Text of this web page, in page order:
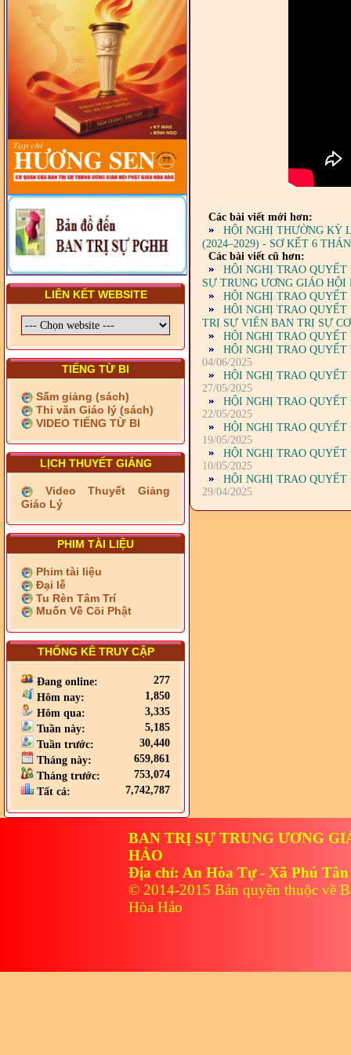
TRUNG ƯƠNG, BAN ĐẠI
DIỆN TỈNH VÀ GIÁO LÝ
VIÊN - CHUYÊN ĐỀ: NHỮNG
VẤN ĐỀ CHUNG VỀ PHÁP
LUẬT VÀ HỆ THỐNG PHÁP
LUẬT VIỆT NAM
- LỚP TẬP HUẤN LỊCH SỬ,
PHÁP LUẬT VIỆT NAM VÀ
HIẾN CHƯƠNG GIÁO HỘI
PGHH NHIỆM KỲ VI (2024-
2029) CHO TRỊ SỰ VIÊN
TRUNG ƯƠNG, BAN ĐẠI
DIỆN TỈNH VÀ GIÁO LÝ
VIÊN - CHUYÊN ĐỀ: SỰ RA
ĐỜI, BẢN CHẤT, CHỨC
NĂNG VÀ HÌNH THỨC CỦA
NƯỚC CHXHCN VIỆT NAM
LIÊN KẾT WEBSITE
TIẾNG TỪ BI
Sấm giảng (sách)
Thi văn Giáo lý (sách)
VIDEO TIẾNG TỪ BI
LỊCH THUYẾT GIẢNG
Video Thuyết Giảng
Giáo Lý
PHIM TÀI LIỆU
Phim tài liệu
Đại lễ
Tu Rèn Tâm Trí
Muốn Về Cõi Phật
THỐNG KÊ TRUY CẬP
Đang online:
277
Hôm nay:
1,850
Hôm qua:
3,335
Tuần này:
5,185
Tuần trước:
30,440
Tháng này:
659,861
Tháng trước:
753,074
Tất cả:
7,742,787
Các bài viết mới hơn:
HỘI NGHỊ THƯỜNG KỲ
(2024–2029) - SƠ KẾT 6
Các bài viết cũ hơn:
HỘI NGHỊ TRAO
SỰ TRUNG ƯƠNG GIÁO
HỘI NGHỊ TRAO
HỘI NGHỊ TRAO
TRỊ SỰ VIÊN BAN TRỊ SỰ
HỘI NGHỊ TRAO
HỘI NGHỊ TRAO
04/06/2025
HỘI NGHỊ TRAO
27/05/2025
HỘI NGHỊ TRAO
22/05/2025
HỘI NGHỊ TRAO
19/05/2025
HỘI NGHỊ TRAO
10/05/2025
HỘI NGHỊ TRAO
29/04/2025
BAN TRỊ SỰ TRUNG ƯƠNG
HẢO
Địa chỉ: An Hòa Tự - Xã Phú
© 2014-2015 Bản quyền thuộc về
Hòa Hảo